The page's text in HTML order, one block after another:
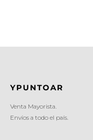
YPUNTOAR
Venta Mayorista.
Envíos a todo el país.